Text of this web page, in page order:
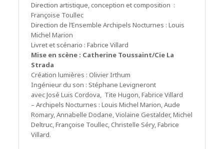
Direction artistique, conception et composition :
Françoise Toullec
Direction de l’Ensemble Archipels Nocturnes : Louis
Michel Marion
Livret et scénario : Fabrice Villard
Mise en scène : Catherine Toussaint/Cie La
Strada
Création lumières : Olivier Irthum
Ingénieur du son : Stéphane Levigneront
avec José Luis Cordova, Tite Hugon, Fabrice Villard
– Archipels Nocturnes : Louis Michel Marion, Aude
Romary, Annabelle Dodane, Violaine Gestalder, Michel
Deltruc, Françoise Toullec, Christelle Séry, Fabrice
Villard.